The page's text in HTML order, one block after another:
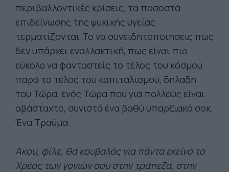
περιβαλλοντικές κρίσεις, τα ποσοστά
επιδείνωσης της ψυχικής υγείας
τερματίζονται.Το να συνειδητοποιήσεις πως
δεν υπάρχει εναλλακτική, πως είναι πιο
εύκολο να φανταστείς το τέλος του κόσμου
παρά το τέλος του καπιταλισμού, δηλαδή
του Τώρα, ενός Τώρα που για πολλούς είναι
αβάσταχτο, συνιστά ένα βαθύ υπαρξιακό σοκ.
Ένα Τραύμα.
Άκου, φίλε, θα κουβαλάς για πάντα εκείνο το
Χρέος των γονιών σου στην τράπεζα, στην